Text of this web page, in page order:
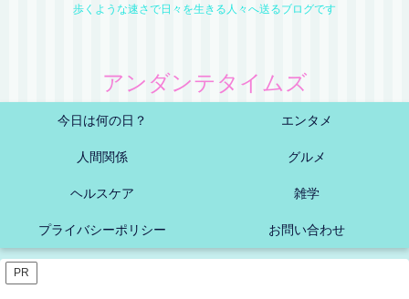
歩くような速さで日々を生きる人々へ送るブログです
アンダンテタイムズ
今日は何の日？ エンタメ
人間関係 グルメ
ヘルスケア 雑学
プライバシーポリシー お問い合わせ
PR